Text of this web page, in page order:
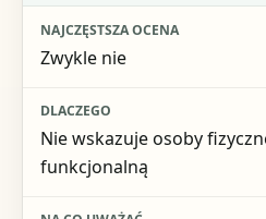
Zwykle nie
Nie wskazuje osoby
funkcjonalną